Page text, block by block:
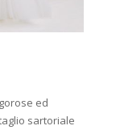
ed
sartoriale